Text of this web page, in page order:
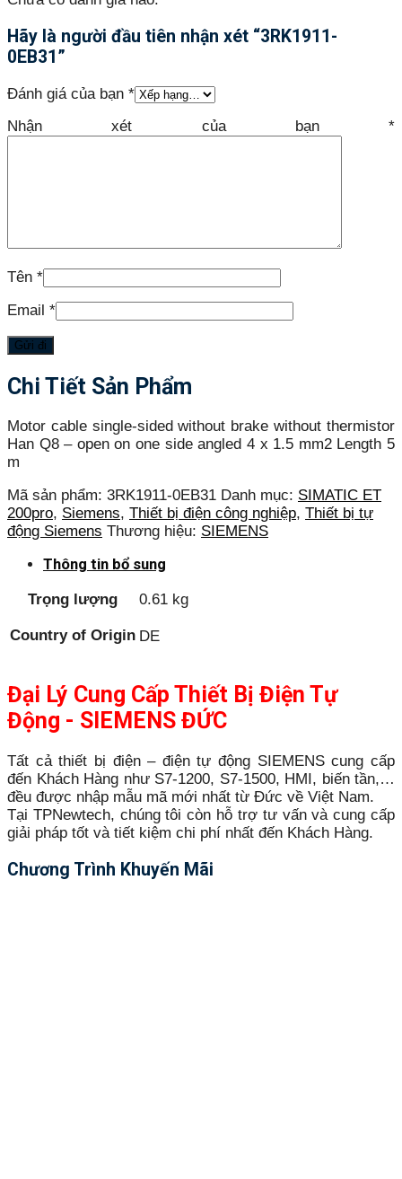
Hãy là người đầu tiên nhận xét “3RK1911-
0EB31”
Đánh giá của bạn *
Nhận xét của bạn *
Tên *
Email *
Chi Tiết Sản Phẩm
Motor cable single-sided without brake without thermistor
Han Q8 – open on one side angled 4 x 1.5 mm2 Length 5
m
Mã sản phẩm: 3RK1911-0EB31 Danh mục: SIMATIC ET
200pro, Siemens, Thiết bị điện công nghiệp, Thiết bị tự
động Siemens Thương hiệu: SIEMENS
Thông tin bổ sung
Trọng lượng 0.61 kg
Country of Origin DE
Đại Lý Cung Cấp Thiết Bị Điện Tự
Động - SIEMENS ĐỨC
Tất cả thiết bị điện – điện tự động SIEMENS cung cấp
đến Khách Hàng như S7-1200, S7-1500, HMI, biến tần,…
đều được nhập mẫu mã mới nhất từ Đức về Việt Nam.
Tại TPNewtech, chúng tôi còn hỗ trợ tư vấn và cung cấp
giải pháp tốt và tiết kiệm chi phí nhất đến Khách Hàng.
Chương Trình Khuyến Mãi